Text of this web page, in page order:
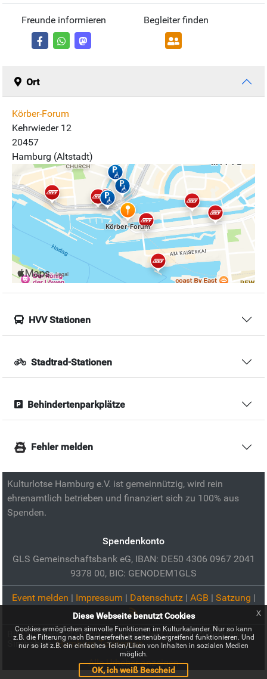
Freunde informieren Begleiter finden
Ort
Körber-Forum
Kehrwieder 12
20457
Hamburg (Altstadt)
HVV Stationen
Stadtrad-Stationen
Behindertenparkplätze
Fehler melden
Kulturlotse Hamburg e.V. ist gemeinnützig, wird rein
ehrenamtlich betrieben und finanziert sich zu 100% aus
Spenden.
Spendenkonto
GLS Gemeinschaftsbank eG, IBAN: DE50 4306 0967 2041
9378 00, BIC: GENODEM1GLS
Event melden | Impressum | Datenschutz| AGB | Satzung |
Bild zur Veranstaltung:Stimmen der Freiheit: Widerstand in
Simbabwe:Hamburg Tourismus
Alle Urheber anzeigen
Diese Webseite benutzt Cookies
Cookies ermöglichen sinnvolle Funktionen im Kulturkalender. Nur so kann
z.B. die Filterung nach Barrierefreiheit seitenübergreifend funktionieren. Und
nur so ist z.B. ein einfaches Teilen/Liken von Inhalten in sozialen Medien
möglich.
OK, ich weiß Bescheid
x